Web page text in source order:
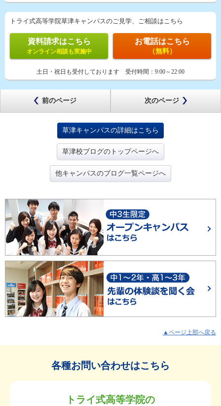
トライ式高等学院草津キャンパスのご見学、ご相談はこちら
資料請求はこちら
オンライン相談も実施中
お電話はこちら
（無料）
土日・祝日も受付しております 受付時間： 9:00～22:00
前のページ 次のページ
草津キャンパスの詳細はこちら
草津校ブログのトップページへ
他キャンパスのブログ一覧ページへ
▲ページ上部へ戻る
各種お問い合わせはこちら
トライ式高等学院の